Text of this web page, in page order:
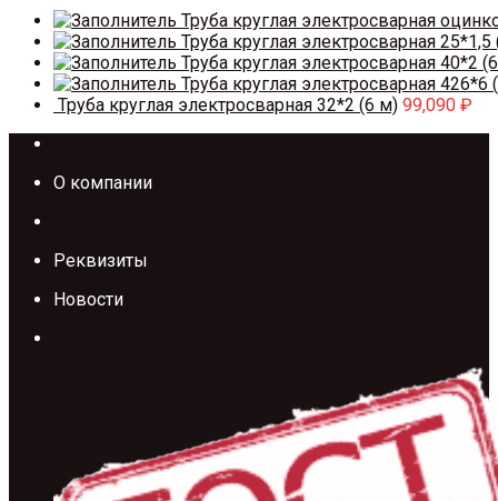
Труба круглая электросварная
Труба круглая электросварная
Труба круглая электросварная 40*2
Труба круглая электросварная 426*6
Труба круглая электросварная 32*2 (6 м) 99,090 ₽
О компании
Реквизиты
Новости